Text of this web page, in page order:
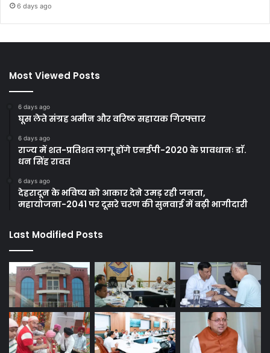
6 days ago
Most Viewed Posts
6 days ago
घूस लेते संग्रह अमीन और वरिष्ठ सहायक गिरफ्तार
6 days ago
राज्य में शत-प्रतिशत लागू होंगे एनईपी-2020 के प्रावधानः डाॅ.
धन सिंह रावत
6 days ago
देहरादून के भविष्य को आकार देने उमड़ रही जनता,
महायोजना-2041 पर दूसरे चरण की सुनवाई में बढ़ी भागीदारी
Last Modified Posts